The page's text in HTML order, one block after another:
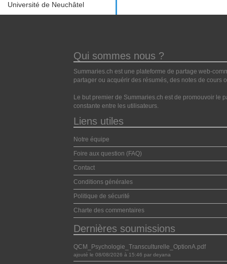
Université de Neuchâtel
Qui sommes nous ?
Summaries.ch est une plateforme de partage web-
partager ou acquérir des résumés, des notes de cours
Le but premier de Summaries.ch est de promouvoir le
constante entre les utilisateurs.
Liens utiles
Notre équipe
Foire aux question (FAQ)
Contact
Conditions générales
Politique de sécurité
Charte des commentaires
Dernières soumissions
QCM_Psychologie_Transculturelle_OptionA.pdf
ajouté le 08/08/2026 à 15:46 par deyana